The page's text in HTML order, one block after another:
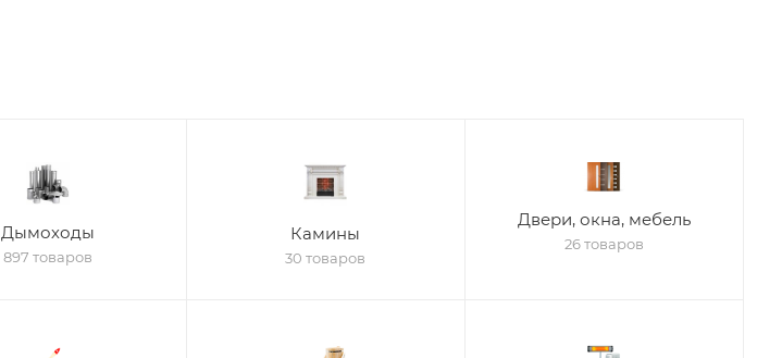
Дымоходы
897 товаров
Камины
30 товаров
Двери, окна, мебель
26 товаров